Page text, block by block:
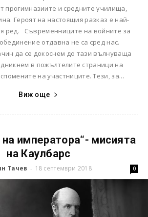
прогимназиите и средните училища,
Героят на настоящия разказ е най-
ред. Съвременниците на войните за
отдавна не са сред нас.
да се докоснем до тази вълнуваща
в пожълтелите страници на
на участниците. Тези, за...
Виж още
императора“- мисията
на Каулбарс
Тачев - 18 септември 2018 0